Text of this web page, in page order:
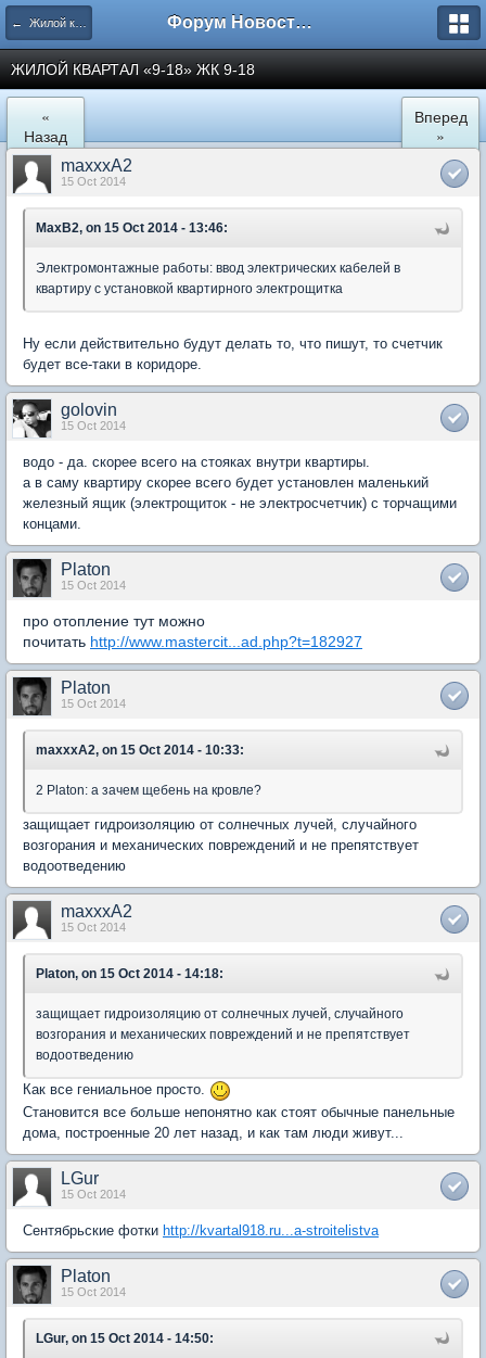
← Жилой квартал "9-18" в Мытищах Форум Новостройки
ЖИЛОЙ КВАРТАЛ «9-18» ЖК 9-18
«
Назад
Вперед
»
maxxxA2
15 Oct 2014
MaxB2, on 15 Oct 2014 - 13:46:
Электромонтажные работы: ввод электрических кабелей в
квартиру с установкой квартирного электрощитка
Ну если действительно будут делать то, что пишут, то счетчик
будет все-таки в коридоре.
golovin
15 Oct 2014
водо - да. скорее всего на стояках внутри квартиры.
а в саму квартиру скорее всего будет установлен маленький
железный ящик (электрощиток - не электросчетчик) с торчащими
концами.
Platon
15 Oct 2014
про отопление тут можно
почитать http://www.mastercit...ad.php?t=182927
Platon
15 Oct 2014
maxxxA2, on 15 Oct 2014 - 10:33:
2 Platon: а зачем щебень на кровле?
защищает гидроизоляцию от солнечных лучей, случайного
возгорания и механических повреждений и не препятствует
водоотведению
maxxxA2
15 Oct 2014
Platon, on 15 Oct 2014 - 14:18:
защищает гидроизоляцию от солнечных лучей, случайного
возгорания и механических повреждений и не препятствует
водоотведению
Как все гениальное просто.
Становится все больше непонятно как стоят обычные панельные
дома, построенные 20 лет назад, и как там люди живут...
LGur
15 Oct 2014
Сентябрьские фотки http://kvartal918.ru...a-stroitelistva
Platon
15 Oct 2014
LGur, on 15 Oct 2014 - 14:50: